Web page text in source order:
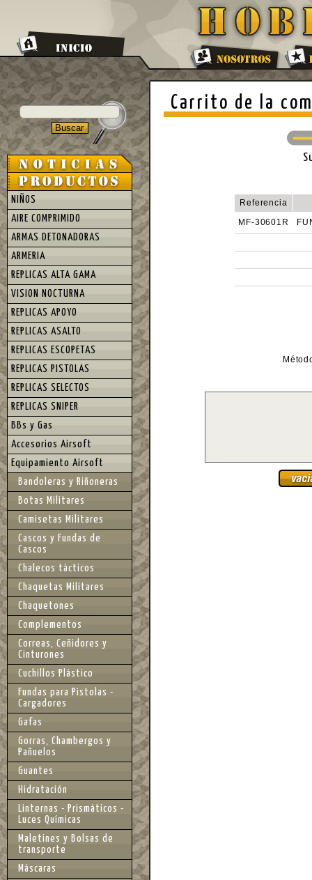
Carrito de la
Referencia
MF-30601R
NIÑOS
AIRE COMPRIMIDO
ARMAS DETONADORAS
ARMERIA
REPLICAS ALTA GAMA
VISION NOCTURNA
REPLICAS APOYO
REPLICAS ASALTO
REPLICAS ESCOPETAS
REPLICAS PISTOLAS
REPLICAS SELECTOS
REPLICAS SNIPER
BBs y Gas
Accesorios Airsoft
Equipamiento Airsoft
Bandoleras y Riñoneras
Botas Militares
Camisetas Militares
Cascos y Fundas de
Cascos
Chalecos tácticos
Chaquetas Militares
Chaquetones
Complementos
Correas, Ceñidores y
Cinturones
Cuchillos Plástico
Fundas para Pistolas -
Cargadores
Gafas
Gorras, Chambergos y
Pañuelos
Guantes
Hidratación
Linternas - Prismáticos -
Luces Químicas
Maletines y Bolsas de
transporte
Máscaras